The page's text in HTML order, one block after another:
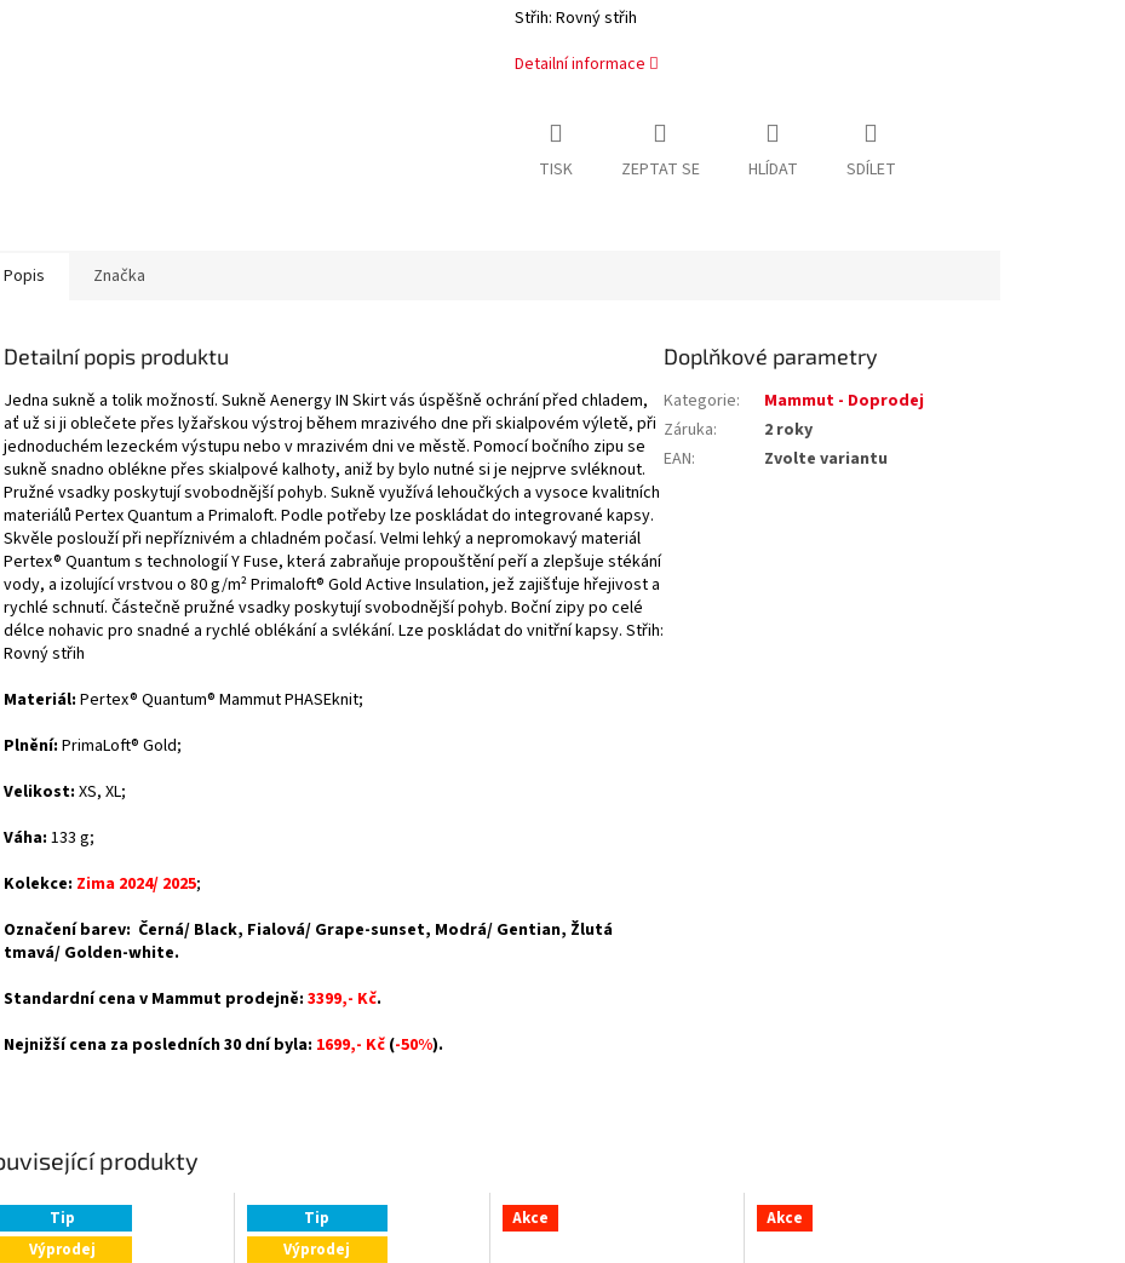
Střih: Rovný střih
Detailní informace
TISK ZEPTAT SE HLÍDAT SDÍLET
produkty
Tip
Výprodej
Tip
Výprodej
Akce Akce
Popis Značka
Detailní popis produktu
Jedna sukně a tolik možností. Sukně Aenergy IN Skirt vás úspěšně ochrání před chladem,
ať už si ji oblečete přes lyžařskou výstroj během mrazivého dne při skialpovém výletě, při
jednoduchém lezeckém výstupu nebo v mrazivém dni ve městě. Pomocí bočního zipu se
sukně snadno oblékne přes skialpové kalhoty, aniž by bylo nutné si je nejprve svléknout.
Pružné vsadky poskytují svobodnější pohyb. Sukně využívá lehoučkých a vysoce kvalitních
materiálů Pertex Quantum a Primaloft. Podle potřeby lze poskládat do integrované kapsy.
Skvěle poslouží při nepříznivém a chladném počasí. Velmi lehký a nepromokavý materiál
Pertex® Quantum s technologií Y Fuse, která zabraňuje propouštění peří a zlepšuje stékání
vody, a izolující vrstvou o 80 g/m² Primaloft® Gold Active Insulation, jež zajišťuje hřejivost a
rychlé schnutí. Částečně pružné vsadky poskytují svobodnější pohyb. Boční zipy po celé
délce nohavic pro snadné a rychlé oblékání a svlékání. Lze poskládat do vnitřní kapsy. Střih:
Rovný střih
Materiál: Pertex® Quantum® Mammut PHASEknit;
Plnění: PrimaLoft® Gold;
Velikost: XS, XL;
Váha: 133 g;
Kolekce: Zima 2024/ 2025;
Označení barev: Černá/ Black, Fialová/ Grape-sunset, Modrá/ Gentian, Žlutá
tmavá/ Golden-white.
Standardní cena v Mammut prodejně: 3399,- Kč.
Nejnižší cena za posledních 30 dní byla: 1699,- Kč (-50%).
Doplňkové parametry
Kategorie:
Mammut - Doprodej
Záruka:
2 roky
EAN: Zvolte variantu